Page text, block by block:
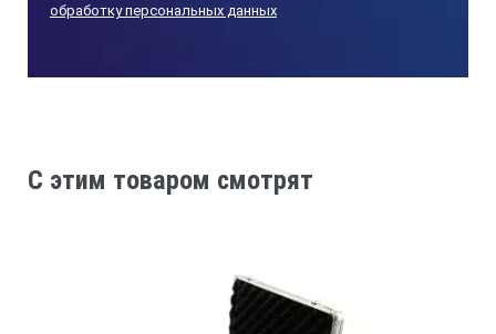
обработку персональных данных
C этим товаром смотрят